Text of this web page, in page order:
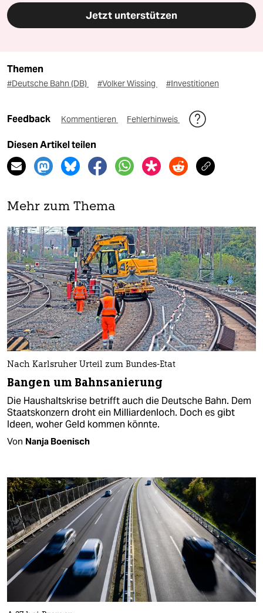
Jetzt unterstützen
Themen
#Deutsche Bahn (DB) #Volker Wissing #Investitionen
Feedback Kommentieren Fehlerhinweis
Diesen Artikel teilen
Mehr zum Thema
Nach Karlsruher Urteil zum Bundes-Etat
Bangen um Bahnsanierung
Die Haushaltskrise betrifft auch die Deutsche Bahn. Dem
Staatskonzern droht ein Milliardenloch. Doch es gibt
Ideen, woher Geld kommen könnte.
Von Nanja Boenisch